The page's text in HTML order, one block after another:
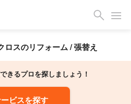
スのリフォーム / 張替え
きるプロを探しましょう！
ビスを探す